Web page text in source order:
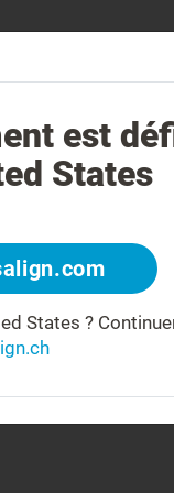
? Cas
est
States
States ?